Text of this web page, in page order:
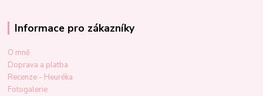
Informace pro zákazníky
O mně
Doprava a platba
Recenze - Heuréka
Fotogalerie